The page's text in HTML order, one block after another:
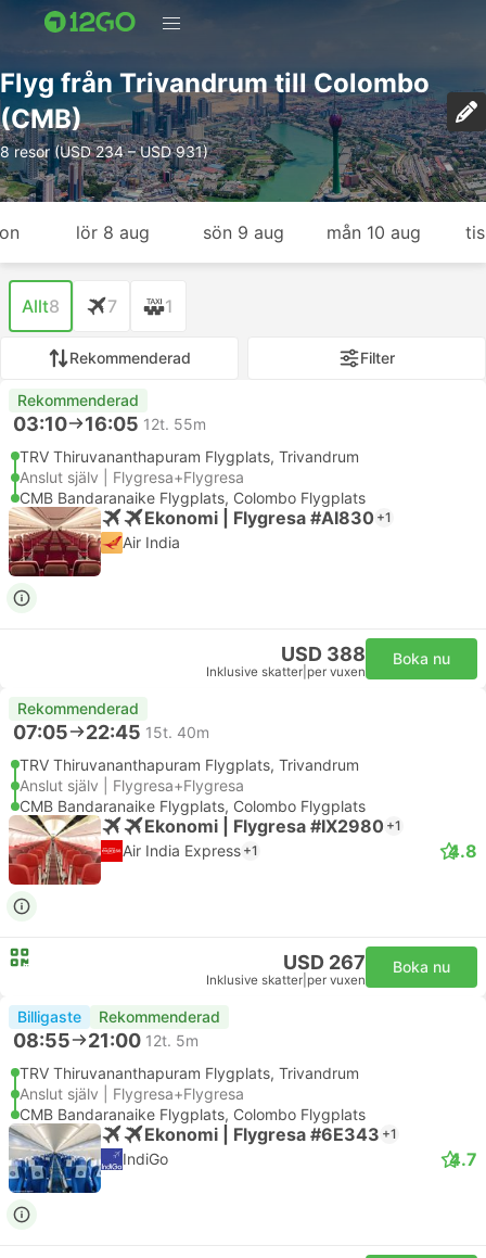
Flyg från Trivandrum till Colombo
(CMB)
8 resor (USD 234 – USD 931)
lör 8 aug sön 9 aug mån 10 aug
Allt8 7 1
Rekommenderad Filter
Rekommenderad
03:10 16:05 12t. 55m
TRV Thiruvananthapuram Flygplats, Trivandrum
Anslut själv | Flygresa+Flygresa
CMB Bandaranaike Flygplats, Colombo Flygplats
Ekonomi | Flygresa #AI830 +1
Air India
USD 388
Inklusive skatter per vuxen
Boka nu
Rekommenderad
07:05 22:45 15t. 40m
TRV Thiruvananthapuram Flygplats, Trivandrum
Anslut själv | Flygresa+Flygresa
CMB Bandaranaike Flygplats, Colombo Flygplats
Ekonomi | Flygresa #IX2980 +1
Air India Express +1 4.8
USD 267
Inklusive skatter per vuxen
Boka nu
Billigaste Rekommenderad
08:55 21:00 12t. 5m
TRV Thiruvananthapuram Flygplats, Trivandrum
Anslut själv | Flygresa+Flygresa
CMB Bandaranaike Flygplats, Colombo Flygplats
Ekonomi | Flygresa #6E343 +1
IndiGo 4.7